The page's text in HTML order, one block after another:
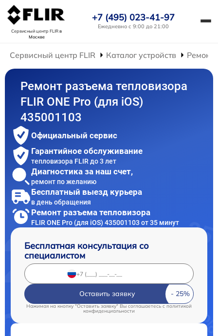
Сервисный центр FLIRв
Москве
+7 (495) 023-41-97
Ежедневно с 9:00 до 21:00
Сервисный центр FLIR Каталог устройств Ремонт
Ремонт разъема тепловизора
FLIR ONE Pro (для iOS)
435001103
Официальный сервис
Гарантийное обслуживание
тепловизора FLIR до 3 лет
Диагностика за наш счет,
ремонт по желанию
Бесплатный выезд курьера
в день обращения
Ремонт разъема тепловизора
FLIR ONE Pro (для iOS) 435001103 от 35 минут
Бесплатная консультация со
специалистом
Оставить заявку
Нажимая на кнопку "Оставить заявку" Вы соглашаетесь c политикой
конфиденциальности